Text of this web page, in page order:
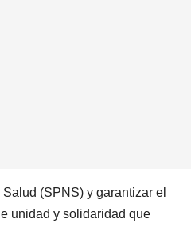
(SPNS) y garantizar el
unidad y solidaridad que